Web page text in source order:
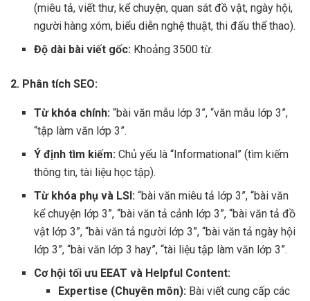
(miêu tả, viết thư, kể chuyện, quan sát đồ vật, ngày hội,
người hàng xóm, biểu diễn nghệ thuật, thi đấu thể thao).
Độ dài bài viết gốc: Khoảng 3500 từ.
2. Phân tích SEO:
Từ khóa chính: “bài văn mẫu lớp 3”, “văn mẫu lớp 3”,
“tập làm văn lớp 3”.
Ý định tìm kiếm: Chủ yếu là “Informational” (tìm kiếm
thông tin, tài liệu học tập).
Từ khóa phụ và LSI: “bài văn miêu tả lớp 3”, “bài văn
kể chuyện lớp 3”, “bài văn tả cảnh lớp 3”, “bài văn tả đồ
vật lớp 3”, “bài văn tả người lớp 3”, “bài văn tả ngày hội
lớp 3”, “bài văn lớp 3 hay”, “tài liệu tập làm văn lớp 3”.
Cơ hội tối ưu EEAT và Helpful Content:
Expertise (Chuyên môn): Bài viết cung cấp các